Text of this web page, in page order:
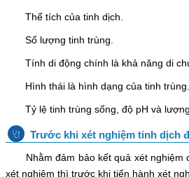
Thể tích của tinh dịch.
Số lượng tinh trùng.
Tính di động chính là khả năng di
Hình thái là hình dạng của tinh trùng.
Tỷ lệ tinh trùng sống, độ pH và lượng
Trước khi xét nghiệm tinh dịch
Nhằm đảm bảo kết quả xét nghiệm
xét nghiệm thì trước khi tiến hành xét